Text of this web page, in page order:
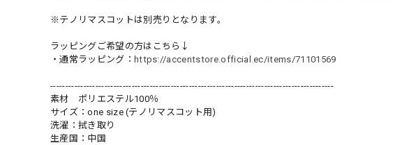
※テノリマスコットは別売りとなります。
ラッピングご希望の方はこちら↓
・通常ラッピング： https://accentstore.official.ec/items/71101569
----------------------------------------------------------------------------------------------
素材 ポリエステル100％
サイズ：one size (テノリマスコット用)
洗濯：拭き取り
生産国：中国